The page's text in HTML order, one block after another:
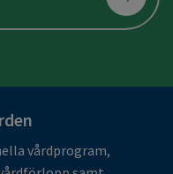
vårdprogram,